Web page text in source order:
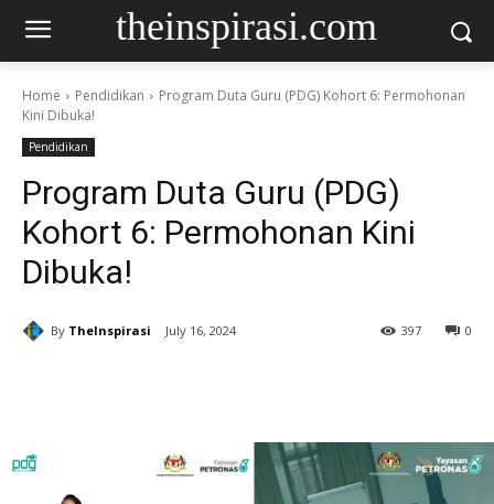
theinspirasi.com
Home Pendidikan
Program Duta Guru (PDG) Kohort 6: Permohonan
Kini Dibuka!
Pendidikan
Program Duta Guru (PDG)
Kohort 6: Permohonan Kini
Dibuka!
By TheInspirasi July 16, 2024 0
397